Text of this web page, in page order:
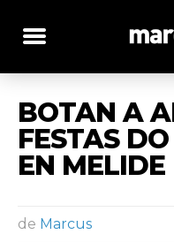
BOTAN A
FESTAS
EN MELIDE
de Marcus